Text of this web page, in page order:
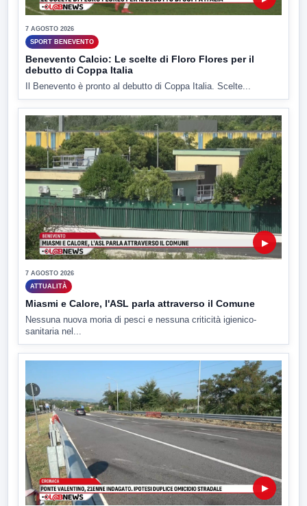
7 AGOSTO 2026
SPORT BENEVENTO
Benevento Calcio: Le scelte di Floro Flores per il
debutto di Coppa Italia
Il Benevento è pronto al debutto di Coppa Italia. Scelte...
▶
7 AGOSTO 2026
ATTUALITÀ
Miasmi e Calore, l'ASL parla attraverso il Comune
Nessuna nuova moria di pesci e nessuna criticità igienico-
sanitaria nel...
▶